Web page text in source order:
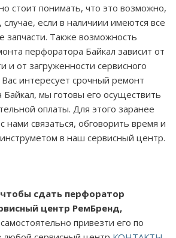
стоит понимать, что это возможно,
случае, если в наличиии имеются все
запчасти. Также возможность
перфоратора Байкал зависит от
и от загруженности сервисного
интересует срочный ремонт
мы готовы его осуществить
оплаты. Для этого заранее
нами связаться, обговорить время и
в наш сервисный центр.
сдать перфоратор
центр РемБренд,
привезти его по